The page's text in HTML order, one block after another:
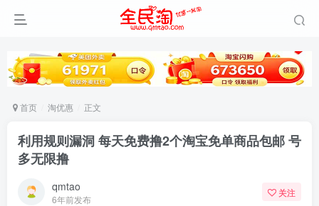
首页 淘优惠 正文
利用规则漏洞 每天免费撸2个淘宝免单商品包邮 号
多无限撸
qmtao
6年前发布
关注